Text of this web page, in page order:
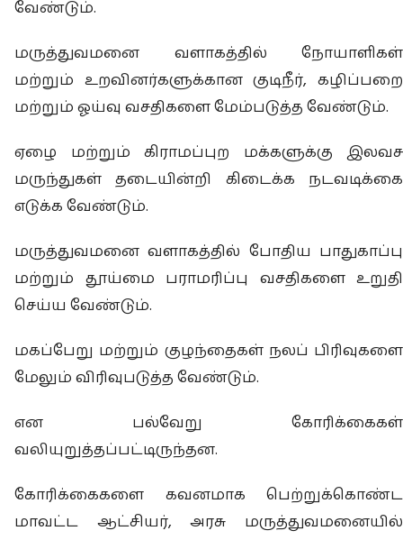
வேண்டும்.
மருத்துவமனை வளாகத்தில் நோயாளிகள்
மற்றும் உறவினர்களுக்கான குடிநீர், கழிப்பறை
மற்றும் ஓய்வு வசதிகளை மேம்படுத்த வேண்டும்.
ஏழை மற்றும் கிராமப்புற மக்களுக்கு இலவச
மருந்துகள் தடையின்றி கிடைக்க நடவடிக்கை
எடுக்க வேண்டும்.
மருத்துவமனை வளாகத்தில் போதிய பாதுகாப்பு
மற்றும் தூய்மை பராமரிப்பு வசதிகளை உறுதி
செய்ய வேண்டும்.
மகப்பேறு மற்றும் குழந்தைகள் நலப் பிரிவுகளை
மேலும் விரிவுபடுத்த வேண்டும்.
என பல்வேறு கோரிக்கைகள்
வலியுறுத்தப்பட்டிருந்தன.
கோரிக்கைகளை கவனமாக பெற்றுக்கொண்ட
மாவட்ட ஆட்சியர், அரசு மருத்துவமனையில்